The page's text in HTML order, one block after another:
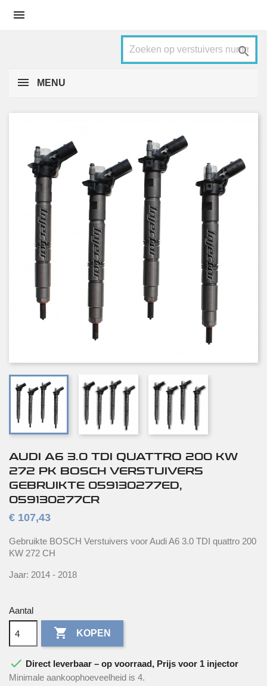


MENU
AUDI A6 3.0 TDI QUATTRO 200 KW
272 PK BOSCH VERSTUIVERS
GEBRUIKTE 059130277ED,
059130277CR
€ 107,43
Gebruikte BOSCH Verstuivers voor Audi A6 3.0 TDI quattro 200
KW 272 CH
Jaar: 2014 - 2018
Aantal
 KOPEN
 Direct leverbaar – op voorraad, Prijs voor 1 injector
Minimale aankoophoeveelheid is 4.